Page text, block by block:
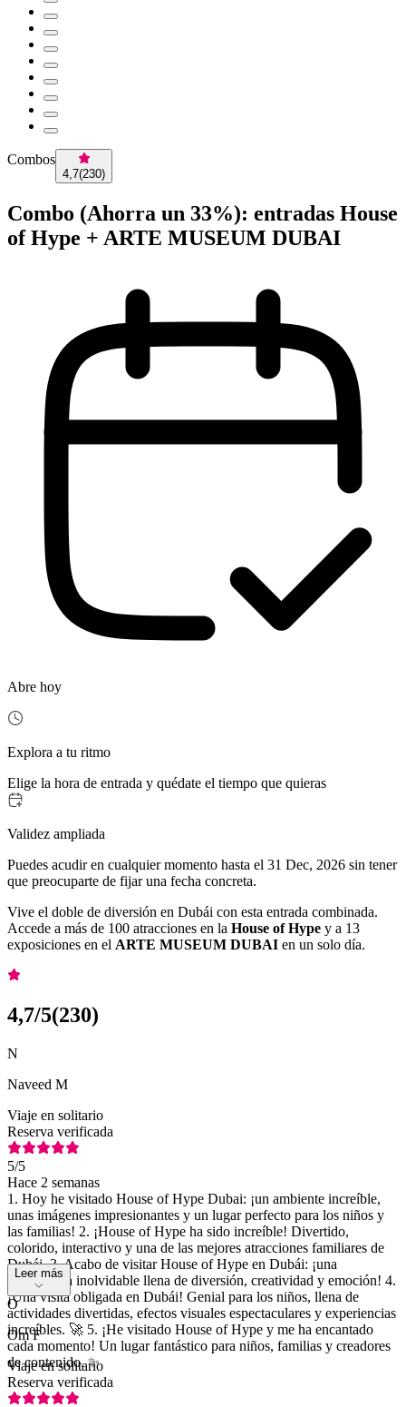
Combos
4,7(230)
Combo (Ahorra un 33%): entradas House
of Hype + ARTE MUSEUM DUBAI
Abre hoy
Explora a tu ritmo
Elige la hora de entrada y quédate el tiempo que quieras
Validez ampliada
Puedes acudir en cualquier momento hasta el 31 Dec, 2026 sin tener
que preocuparte de fijar una fecha concreta.
Vive el doble de diversión en Dubái con esta entrada combinada.
Accede a más de 100 atracciones en la House of Hype y a 13
exposiciones en el ARTE MUSEUM DUBAI en un solo día.
4,7/5(230)
N
Naveed M
Viaje en solitario
Reserva verificada
5/5
Hace 2 semanas
1. Hoy he visitado House of Hype Dubai: ¡un ambiente increíble,
unas imágenes impresionantes y un lugar perfecto para los niños y
las familias! 2. ¡House of Hype ha sido increíble! Divertido,
colorido, interactivo y una de las mejores atracciones familiares de
Dubái. 3. Acabo de visitar House of Hype en Dubái: ¡una
experiencia inolvidable llena de diversión, creatividad y emoción! 4.
¡Una visita obligada en Dubái! Genial para los niños, llena de
actividades divertidas, efectos visuales espectaculares y experiencias
increíbles. 🚀 5. ¡He visitado House of Hype y me ha encantado
cada momento! Un lugar fantástico para niños, familias y creadores
de contenido. ✨
Leer más
O
Om F
Viaje en solitario
Reserva verificada